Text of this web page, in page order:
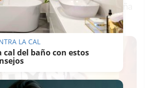
de Green Mowers para España
LA CAL
cal del baño con estos